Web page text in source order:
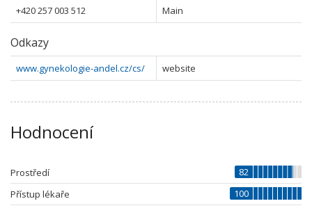
+420 257 003 512 Main
Odkazy
www.gynekologie-andel.cz/cs/ website
Hodnocení
Prostředí
82
Přístup lékaře
100